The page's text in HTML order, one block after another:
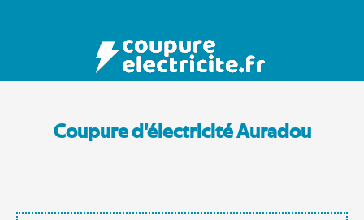
Coupure d'électricité Auradou